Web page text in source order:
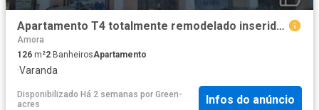
Apartamento T4 totalmente remodelado inserido no último de u. 126m² Amora
Amora
126 m²2 BanheirosApartamento
·Varanda
Disponibilizado Há 2 semanas por Green-
acres
Infos do anúncio